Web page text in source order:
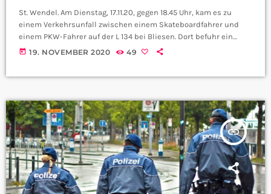
St. Wendel. Am Dienstag, 17.11.20, gegen 18.45 Uhr, kam es zu
einem Verkehrsunfall zwischen einem Skateboardfahrer und
einem PKW-Fahrer auf der L 134 bei Bliesen. Dort befuhr ein
Skateboardfahrer, ein 14-jähriger aus St. Wendel, verbotswidrig
Zusammenprall auf die […]
today 19. NOVEMBER 2020 49
insert_link